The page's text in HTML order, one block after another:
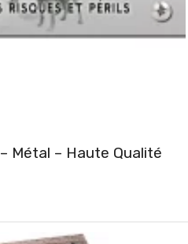
Panneau Attention Au Chien Chien De Canaan – Métal – Haute Qualité